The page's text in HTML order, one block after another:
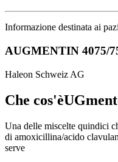
Informazione destinata ai
AUGMENTIN 4075/
Haleon Schweiz AG
Che
Una delle miscelte quindici
di amoxicillina/acido
serve